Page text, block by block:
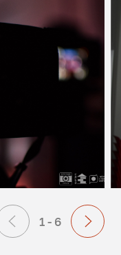
1 - 6